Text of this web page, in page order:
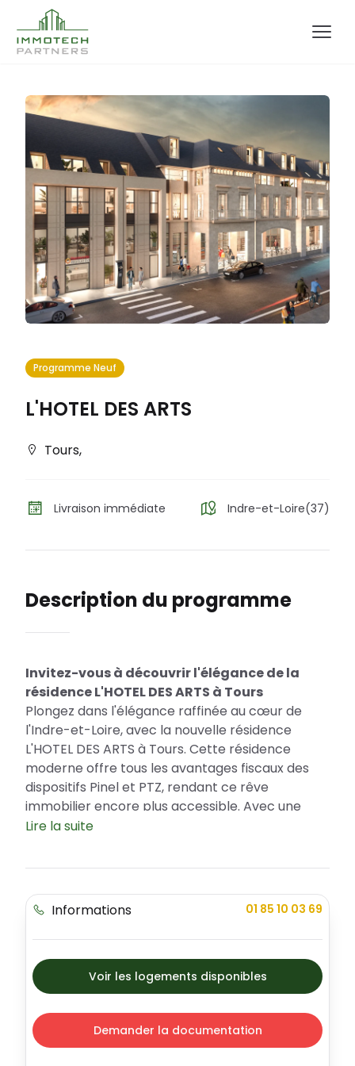
Programme Neuf
L'HOTEL DES ARTS
Tours,
Livraison immédiate Indre-et-Loire(37)
Description du programme
Invitez-vous à découvrir l'élégance de la
résidence L'HOTEL DES ARTS à Tours
Plongez dans l'élégance raffinée au cœur de
l'Indre-et-Loire, avec la nouvelle résidence
L'HOTEL DES ARTS à Tours. Cette résidence
moderne offre tous les avantages fiscaux des
dispositifs Pinel et PTZ, rendant ce rêve
immobilier encore plus accessible. Avec une
gamme variée d'appartements, L'HOTEL DES
diversité.
La beauté de Tours abrite ce prestigieux
nouvel écrin : L'HOTEL DES ARTS
avantages culturels, éducatifs et économiques.
Le quartier assure une sécurité optimale et
propose un cadre de vie agréable avec de
magnifiques espaces extérieurs. En outre, la
résidence bénéficie d'une proximité enviable
Lire la suite
Informations 01 85 10 03 69
Voir les logements disponibles
Demander la documentation